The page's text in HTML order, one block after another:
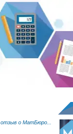
о МатБюро...